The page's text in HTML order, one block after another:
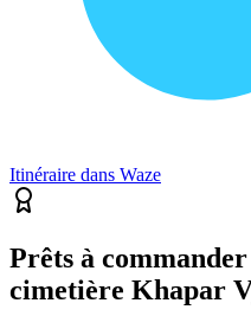
Itinéraire dans Waze
Prêts à
cimetière Khapar